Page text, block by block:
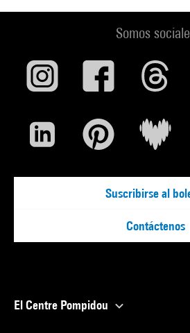
Somos
Suscribirse al
Contáctenos
El Centre Pompidou